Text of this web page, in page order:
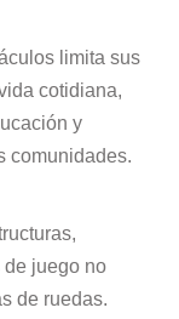
limita sus
cotidiana,
y
comunidades.
de juego no
de ruedas.